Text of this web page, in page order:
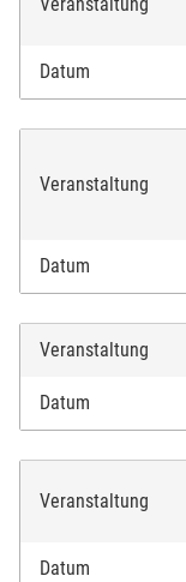
Datum
Veranstaltung
Datum
Veranstaltung
Datum
Veranstaltung
Datum